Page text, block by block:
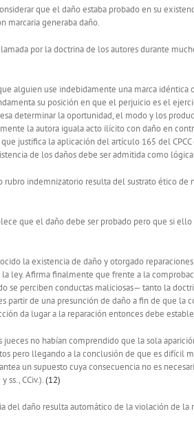
que el daño estaba probado en su
marcaria generaba daño.
por la doctrina de los autores durante
alguien use indebidamente una marca idéntica
su posición en que el perjuicio es el
determinar la oportunidad, el modo y los
la autora iguala acto ilícito con daño en
justifica la aplicación del artículo 165 del
de los daños debe ser admitida como
indemnizatorio resulta del sustrato ético de
que el daño debe ser probado pero que si
la existencia de daño y otorgado
ley. Afirma finalmente que frente a la
perciben conductas maliciosas— tanto la
partir de una presunción de daño a fin de que la
da lugar a la reparación entonces debe
no habían comprendido que la sola
pero llegando a la conclusión de que es difícil
un supuesto cuya consecuencia no es
ss., CCiv.).(12)
del daño resulta automático de la violación de la